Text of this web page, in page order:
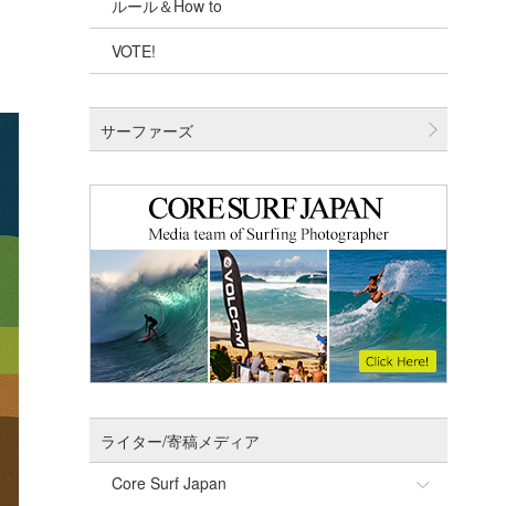
伊豆
千葉南
四国
沖縄
ルール＆How to
VOTE!
サーファーズ
ライター/寄稿メディア
Core Surf Japan